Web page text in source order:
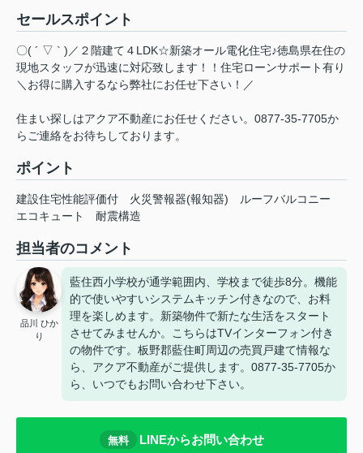
セールスポイント
〇( ´ ▽ ` )／２階建て４LDK☆新築オール電化住宅♪徳島県在住の
現地スタッフが迅速に対応致します！！住宅ローンサポート有り
＼お得に購入するなら弊社にお任せ下さい！／
住まい探しはアクア不動産にお任せください。0877-35-7705か
らご連絡をお待ちしております。
ポイント
建設住宅性能評価付 火災警報器(報知器)
ルーフバルコニー
エコキュート
耐震構造
担当者のコメント
品川 ひか
り
藍住西小学校が通学範囲内、学校まで徒歩8分。機能
的で使いやすいシステムキッチン付きなので、お料
理を楽しめます。新築物件で新たな生活をスタート
させてみませんか。こちらはTVインターフォン付き
の物件です。板野郡藍住町周辺の売買戸建て情報な
ら、アクア不動産がご提供します。0877-35-7705か
ら、いつでもお問い合わせ下さい。
無料 LINEからお問い合わせ